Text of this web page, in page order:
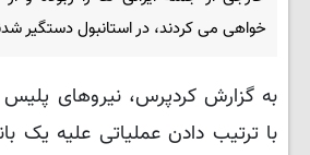
خواهی می کردند، در استانبول دستگیر
به گزارش کردپرس، نیروهای پلیس
با ترتیب دادن عملیاتی علیه یک